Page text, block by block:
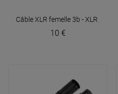
Câble XLR femelle 3b - XLR mâle
10 €